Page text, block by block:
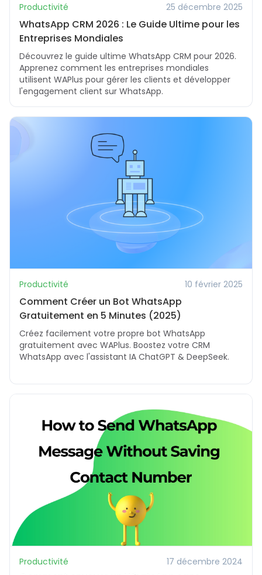
Productivité 25 décembre 2025
WhatsApp CRM 2026 : Le Guide Ultime pour les
Entreprises Mondiales
Découvrez le guide ultime WhatsApp CRM pour 2026.
Apprenez comment les entreprises mondiales
utilisent WAPlus pour gérer les clients et développer
l'engagement client sur WhatsApp.
Productivité 10 février 2025
Comment Créer un Bot WhatsApp
Gratuitement en 5 Minutes (2025)
Créez facilement votre propre bot WhatsApp
gratuitement avec WAPlus. Boostez votre CRM
WhatsApp avec l'assistant IA ChatGPT & DeepSeek.
Productivité 17 décembre 2024